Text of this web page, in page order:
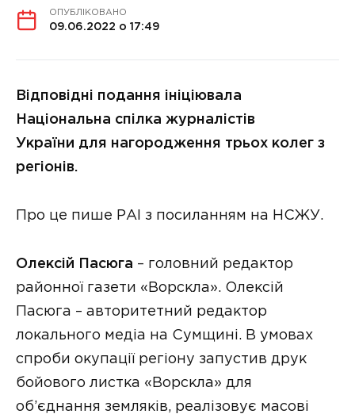
ОПУБЛІКОВАНО
09.06.2022 о 17:49
Відповідні подання ініціювала
Національна спілка журналістів
України для нагородження трьох колег з
регіонів.
Про це пише РАІ з посиланням на НСЖУ.
Олексій Пасюга – головний редактор
районної газети «Ворскла». Олексій
Пасюга – авторитетний редактор
локального медіа на Сумщині. В умовах
спроби окупації регіону запустив друк
бойового листка «Ворскла» для
об’єднання земляків, реалізовує масові